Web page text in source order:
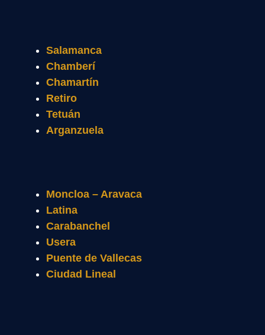
Salamanca
Chamberí
Chamartín
Retiro
Tetuán
Arganzuela
Moncloa – Aravaca
Latina
Carabanchel
Usera
Puente de Vallecas
Ciudad Lineal